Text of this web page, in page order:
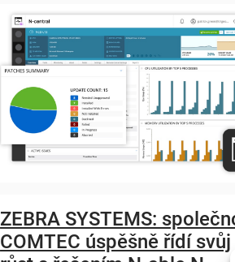
ZEBRA SYSTEMS:
COMTEC úspěšně řídí svůj